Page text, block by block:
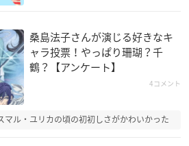
キュア!
アサンシャイン
桑島法子さんが演じる好きなキ
ャラ投票！やっぱり珊瑚？千
鶴？【アンケート】
4コメント
マル・ユリカの頃の初初しさがかわいかった